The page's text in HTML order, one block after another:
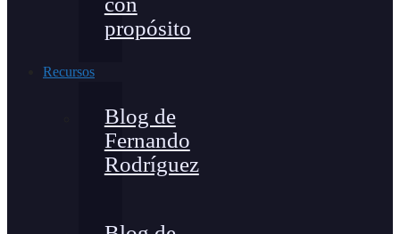
propósito
Recursos
Blog de
Fernando
Rodríguez